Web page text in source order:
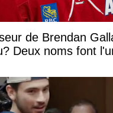
de Brendan
Deux noms font